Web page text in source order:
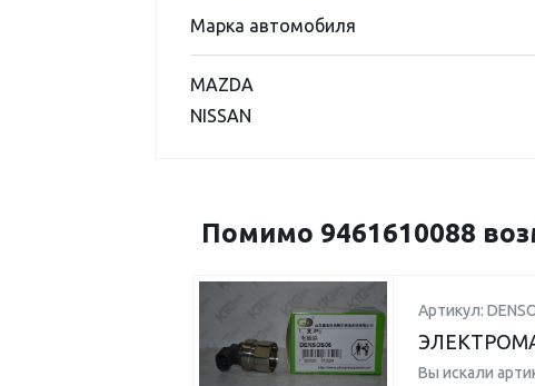
Марка автомобиля
MAZDA
NISSAN
Помимо 9461610088
Артикул:
Вы искали